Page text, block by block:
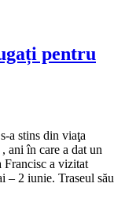
pentru
a stins din viaţa
ani în care a dat un
Francisc a vizitat
– 2 iunie. Traseul său